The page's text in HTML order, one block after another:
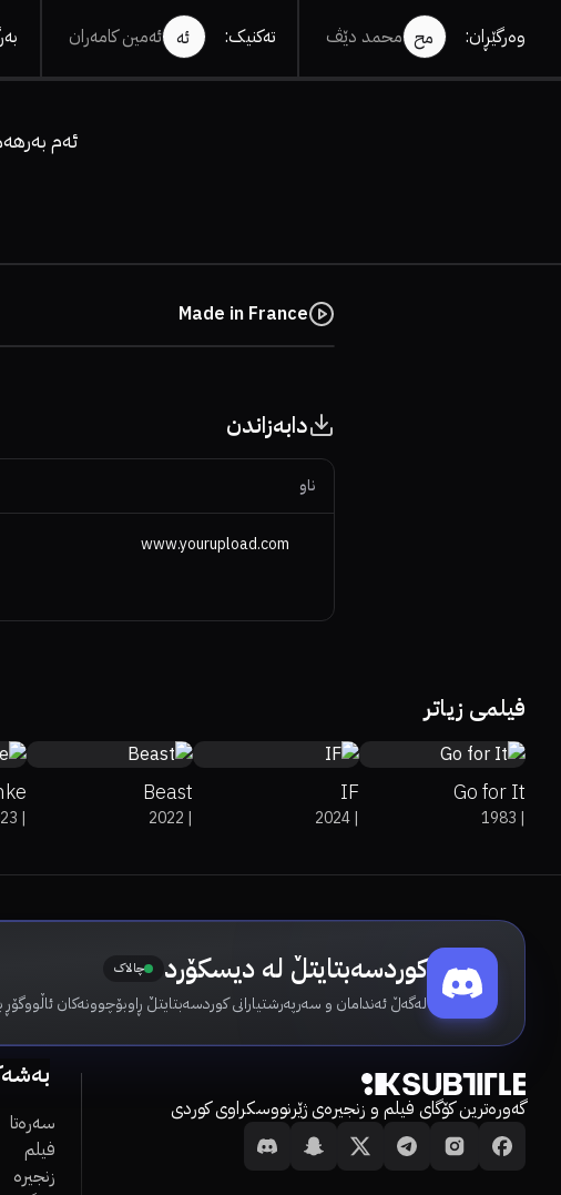
وەرگێڕان: مح محمد دێڤ تەکنیک: ئە ئەمین کامەران
ئەم
Made in France
دابەزاندن
ناو
www.yourupload.com
فیلمی زیاتر
Go for It
|
1983
IF
|
2024
Beast
|
2022
|
کوردسەبتایتڵ لە دیسکۆرد چالاک
لەگەڵ ئەندامان و سەرپەرشتیارانی کوردسەبتایتڵ ڕاوبۆچوونەکان
گەورەترین کۆگای فیلم و زنجیرەی ژێرنووسکراوی کوردی
سەرەتا
فیلم
زنجیرە